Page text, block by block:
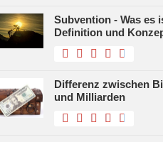
Subvention - Was es
Definition und
Differenz zwischen
und Milliarden